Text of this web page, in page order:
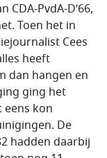
PvdA-D’66,
Toen het in
Cees
heeft
dan hangen en
ging het
kon
De
hadden daarbij